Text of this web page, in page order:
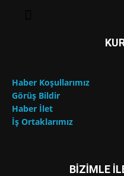
Haber Koşullarımız
Görüş Bildir
Haber İlet
İş Ortaklarımız
BİZİMLE